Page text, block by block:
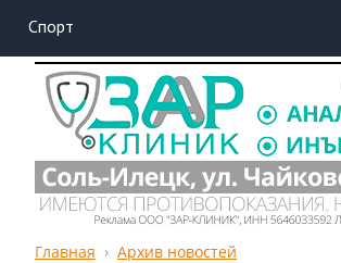
Спорт
Главная Архив новостей